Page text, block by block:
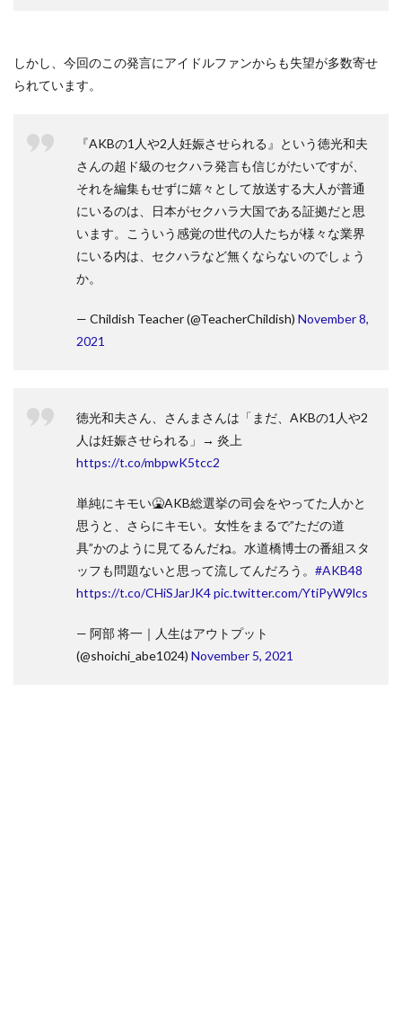
しかし、今回のこの発言にアイドルファンからも失望が多数寄せ
られています。
『AKBの1人や2人妊娠させられる』という徳光和夫
さんの超ド級のセクハラ発言も信じがたいですが、
それを編集もせずに嬉々として放送する大人が普通
にいるのは、日本がセクハラ大国である証拠だと思
います。こういう感覚の世代の人たちが様々な業界
にいる内は、セクハラなど無くならないのでしょう
か。
— Childish Teacher (@TeacherChildish) November 8,
2021
徳光和夫さん、さんまさんは「まだ、AKBの1人や2
人は妊娠させられる」→ 炎上
https://t.co/mbpwK5tcc2
単純にキモい🤮AKB総選挙の司会をやってた人かと
思うと、さらにキモい。女性をまるで”ただの道
具”かのように見てるんだね。水道橋博士の番組スタ
ッフも問題ないと思って流してんだろう。 #AKB48
https://t.co/CHiSJarJK4pic.twitter.com/YtiPyW9lcs
— 阿部 将一｜人生はアウトプット
(@shoichi_abe1024) November 5, 2021